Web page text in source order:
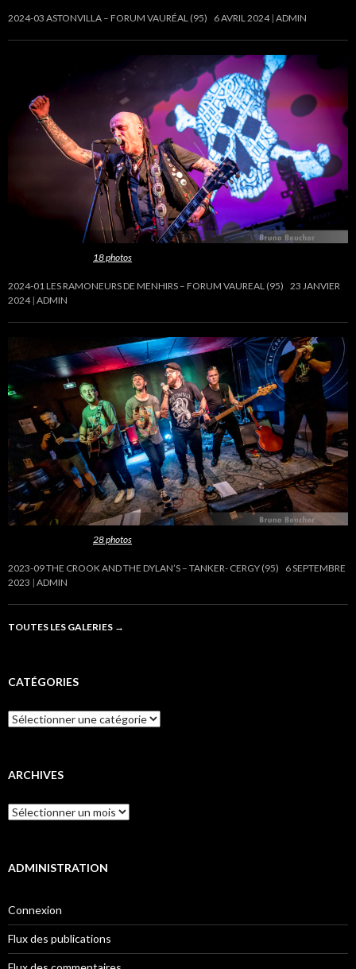
2024-03 ASTONVILLA – FORUM VAURÉAL (95) 6 AVRIL 2024 ADMIN
18 photos
2024-01 LES RAMONEURS DE MENHIRS – FORUM VAUREAL (95) 23 JANVIER
2024 ADMIN
28 photos
2023-09 THE CROOK AND THE DYLAN’S – TANKER- CERGY (95)
6 SEPTEMBRE
2023 ADMIN
TOUTES LES GALERIES →
CATÉGORIES
Catégories
ARCHIVES
Archives
ADMINISTRATION
Connexion
Flux des publications